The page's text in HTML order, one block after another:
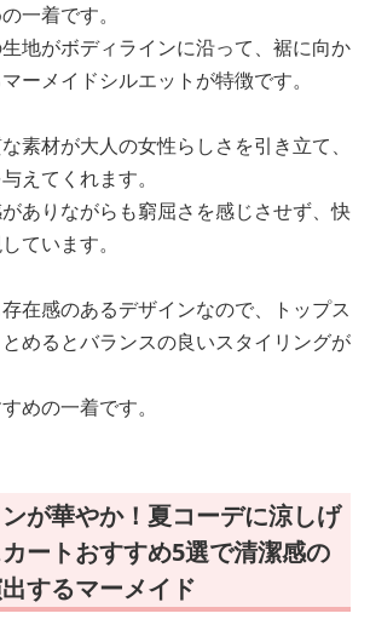
一着です。
地がボディラインに沿って、裾に向か
ーメイドシルエットが特徴です。
素材が大人の女性らしさを引き立て、
えてくれます。
ありながらも窮屈さを感じさせず、快
ています。
在感のあるデザインなので、トップス
めるとバランスの良いスタイリングが
めの一着です。
が華やか！夏コーデに涼しげ
ートおすすめ5選で清潔感の
するマーメイド